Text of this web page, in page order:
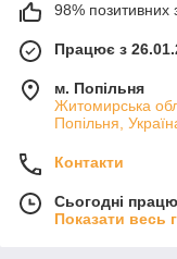
98% позитивних з
Працює з
м. Попільня
Житомирська
Попільня,
Контакти
Сьогодні
Показати весь